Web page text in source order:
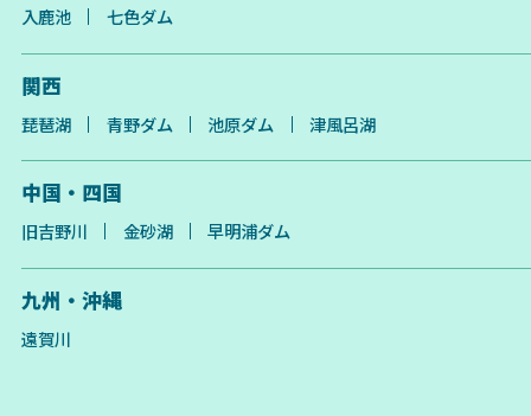
入鹿池 七色ダム
関西
琵琶湖 青野ダム 池原ダム 津風呂湖
中国・四国
旧吉野川 金砂湖 早明浦ダム
九州・沖縄
遠賀川